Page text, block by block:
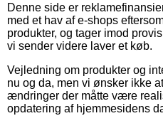
Denne side er
med et hav af e-shops
produkter, og tager imod
vi sender videre laver et køb.
Vejledning om produkter og
nu og da, men vi ønsker ikke
ændringer der måtte være
opdatering af hjemmesidens